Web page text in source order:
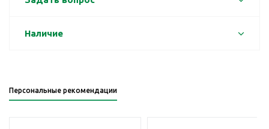
Наличие
Персональные рекомендации